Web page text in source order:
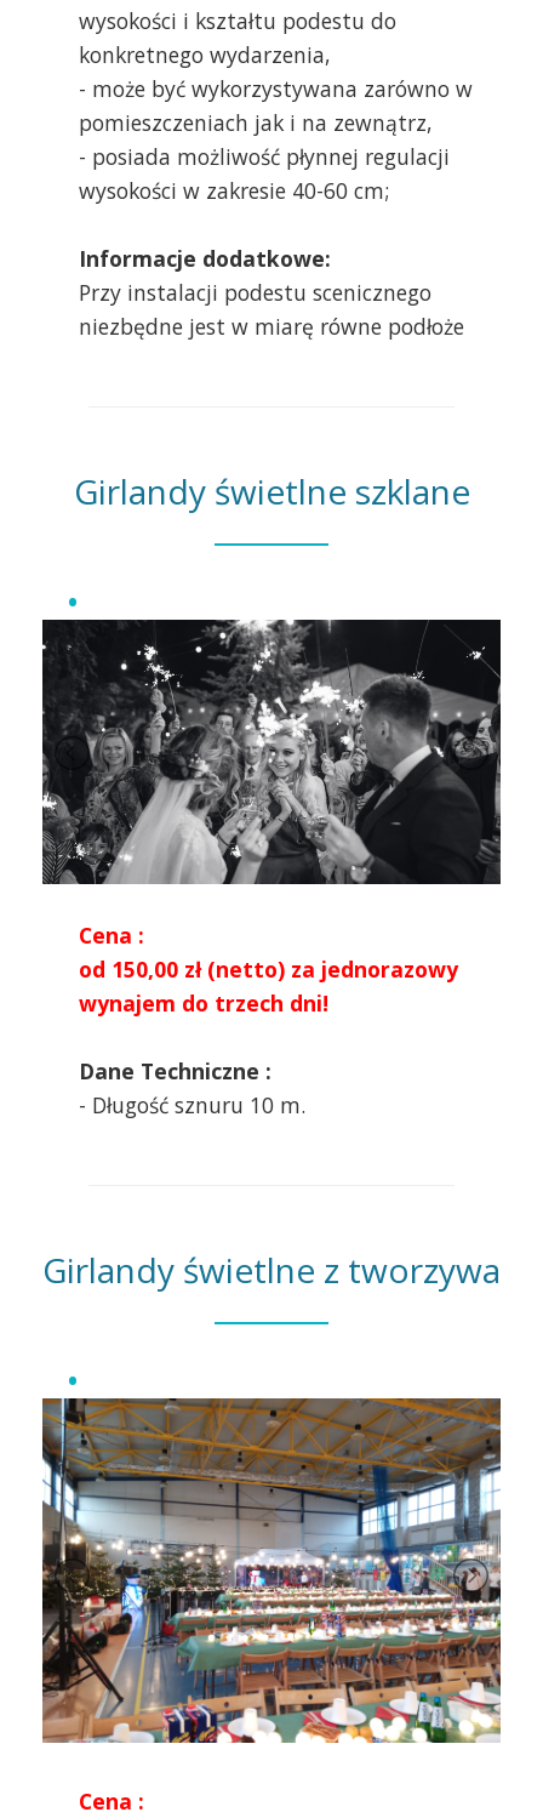
wysokości i kształtu podestu do
konkretnego wydarzenia,
- może być wykorzystywana zarówno w
pomieszczeniach jak i na zewnątrz,
- posiada możliwość płynnej regulacji
wysokości w zakresie 40-60 cm;
Informacje dodatkowe:
Przy instalacji podestu scenicznego
niezbędne jest w miarę równe podłoże
Girlandy świetlne szklane
Cena :
od 150,00 zł (netto) za jednorazowy
wynajem do trzech dni!
Dane Techniczne :
- Długość sznuru 10 m.
Girlandy świetlne z tworzywa
Cena :